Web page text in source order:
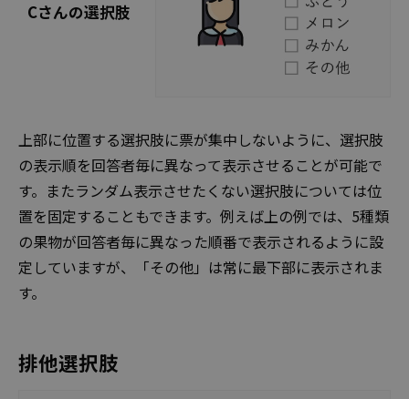
Cさんの選択肢
上部に位置する選択肢に票が集中しないように、選択肢
の表示順を回答者毎に異なって表示させることが可能で
す。またランダム表示させたくない選択肢については位
置を固定することもできます。例えば上の例では、5種類
の果物が回答者毎に異なった順番で表示されるように設
定していますが、「その他」は常に最下部に表示されま
す。
排他選択肢